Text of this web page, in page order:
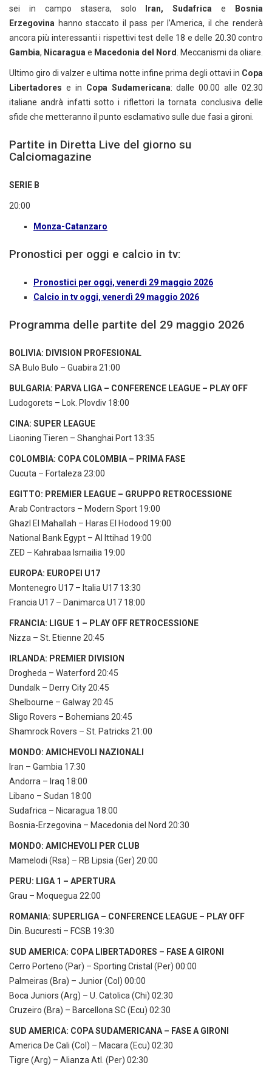
sei in campo stasera, solo Iran, Sudafrica e
Bosnia
Erzegovina hanno staccato il pass per l’America, il che renderà
ancora più interessanti i rispettivi test delle 18 e delle 20.30 contro
Gambia, Nicaragua e Macedonia del Nord . Meccanismi da oliare.
Ultimo giro di valzer e ultima notte infine prima degli ottavi in Copa
Libertadores e in Copa Sudamericana: dalle 00.00 alle 02.30
italiane andrà infatti sotto i riflettori la tornata conclusiva delle
sfide che metteranno il punto esclamativo sulle due fasi a gironi.
Partite in Diretta Live del giorno su
Calciomagazine
SERIE B
20:00
Monza-Catanzaro
Pronostici per oggi e calcio in tv:
Pronostici per oggi, venerdì 29 maggio 2026
Calcio in tv oggi, venerdì 29 maggio 2026
Programma delle partite del 29 maggio 2026
BOLIVIA: DIVISION PROFESIONAL
SA Bulo Bulo – Guabira 21:00
BULGARIA: PARVA LIGA – CONFERENCE LEAGUE – PLAY OFF
Ludogorets – Lok. Plovdiv 18:00
CINA: SUPER LEAGUE
Liaoning Tieren – Shanghai Port 13:35
COLOMBIA: COPA COLOMBIA – PRIMA FASE
Cucuta – Fortaleza 23:00
EGITTO: PREMIER LEAGUE – GRUPPO RETROCESSIONE
Arab Contractors – Modern Sport 19:00
Ghazl El Mahallah – Haras El Hodood 19:00
National Bank Egypt – Al Ittihad 19:00
ZED – Kahrabaa Ismailia 19:00
EUROPA: EUROPEI U17
Montenegro U17 – Italia U17 13:30
Francia U17 – Danimarca U17 18:00
FRANCIA: LIGUE 1 – PLAY OFF RETROCESSIONE
Nizza – St. Etienne 20:45
IRLANDA: PREMIER DIVISION
Drogheda – Waterford 20:45
Dundalk – Derry City 20:45
Shelbourne – Galway 20:45
Sligo Rovers – Bohemians 20:45
Shamrock Rovers – St. Patricks 21:00
MONDO: AMICHEVOLI NAZIONALI
Iran – Gambia 17:30
Andorra – Iraq 18:00
Libano – Sudan 18:00
Sudafrica – Nicaragua 18:00
Bosnia-Erzegovina – Macedonia del Nord 20:30
MONDO: AMICHEVOLI PER CLUB
Mamelodi (Rsa) – RB Lipsia (Ger) 20:00
PERU: LIGA 1 – APERTURA
Grau – Moquegua 22:00
ROMANIA: SUPERLIGA – CONFERENCE LEAGUE – PLAY OFF
Din. Bucuresti – FCSB 19:30
SUD AMERICA: COPA LIBERTADORES – FASE A GIRONI
Cerro Porteno (Par) – Sporting Cristal (Per) 00:00
Palmeiras (Bra) – Junior (Col) 00:00
Boca Juniors (Arg) – U. Catolica (Chi) 02:30
Cruzeiro (Bra) – Barcellona SC (Ecu) 02:30
SUD AMERICA: COPA SUDAMERICANA – FASE A GIRONI
America De Cali (Col) – Macara (Ecu) 02:30
Tigre (Arg) – Alianza Atl. (Per) 02:30